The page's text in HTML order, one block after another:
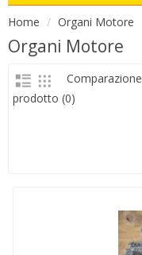
Home Organi Motore
Organi Motore
Comparazione
prodotto (0)